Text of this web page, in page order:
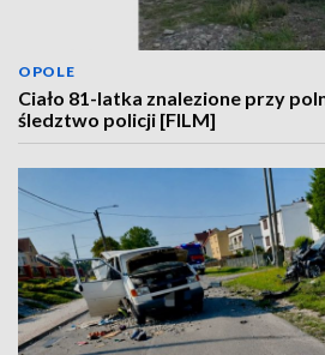
OPOLE
Ciało 81-latka znalezione przy
śledztwo policji [FILM]